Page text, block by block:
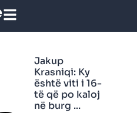
Jakup
Krasniqi: Ky
është viti i 16-
të që po kaloj
në burg ...